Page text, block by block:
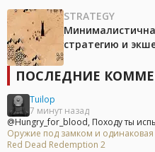
STRATEGY
стратегию и
ПОСЛЕДНИЕ
Tuilop
7 минут назад
@Hungry_for_blood, Походу ты
Оружие под замком и одинаковая
Red Dead Redemption 2